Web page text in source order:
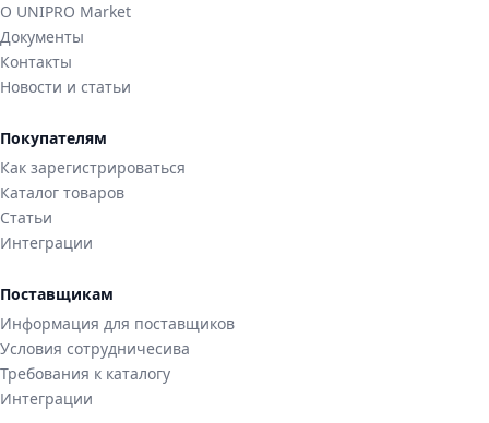
О UNIPRO Market
Документы
Контакты
Новости и статьи
Покупателям
Как зарегистрироваться
Каталог товаров
Статьи
Интеграции
Поставщикам
Информация для поставщиков
Условия сотрудничесива
Требования к каталогу
Интеграции